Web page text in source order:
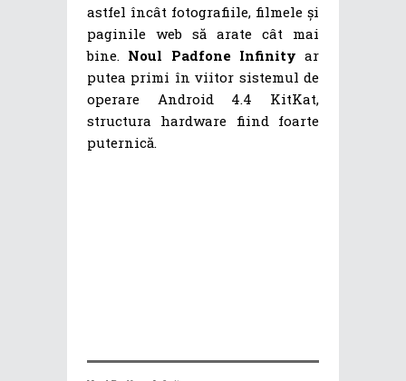
astfel încât fotografiile, filmele și
paginile web să arate cât mai
bine. Noul Padfone Infinity ar
putea primi în viitor sistemul de
operare Android 4.4 KitKat,
structura hardware fiind foarte
puternică.